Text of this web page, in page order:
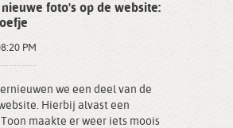
foto's op de website:
PM
we een deel van de
Hierbij alvast een
maakte er weer iets moois